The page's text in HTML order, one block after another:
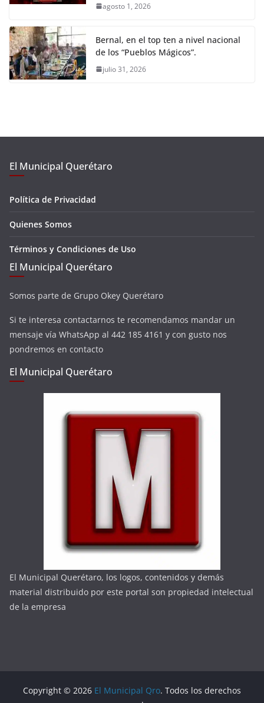
agosto 1, 2026
Bernal, en el top ten a nivel nacional
de los “Pueblos Mágicos”.
julio 31, 2026
El Municipal Querétaro
Política de Privacidad
Quienes Somos
Términos y Condiciones de Uso
El Municipal Querétaro
Somos parte de Grupo Okey Querétaro
Si te interesa contactarnos te recomendamos mandar un
mensaje vía WhatsApp al 442 185 4161 y con gusto nos
pondremos en contacto
El Municipal Querétaro
El Municipal Querétaro, los logos, contenidos y demás
material distribuido por este portal son propiedad intelectual
de la empresa
Copyright © 2026 El Municipal Qro. Todos los derechos